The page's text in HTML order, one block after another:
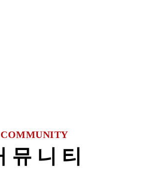
COMMUNITY
뮤 니 티